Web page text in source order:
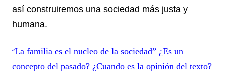
así construiremos una sociedad más justa y
humana.
“La familia es el nucleo de la sociedad” ¿Es un
concepto del pasado? ¿Cuando es la opinión del texto?